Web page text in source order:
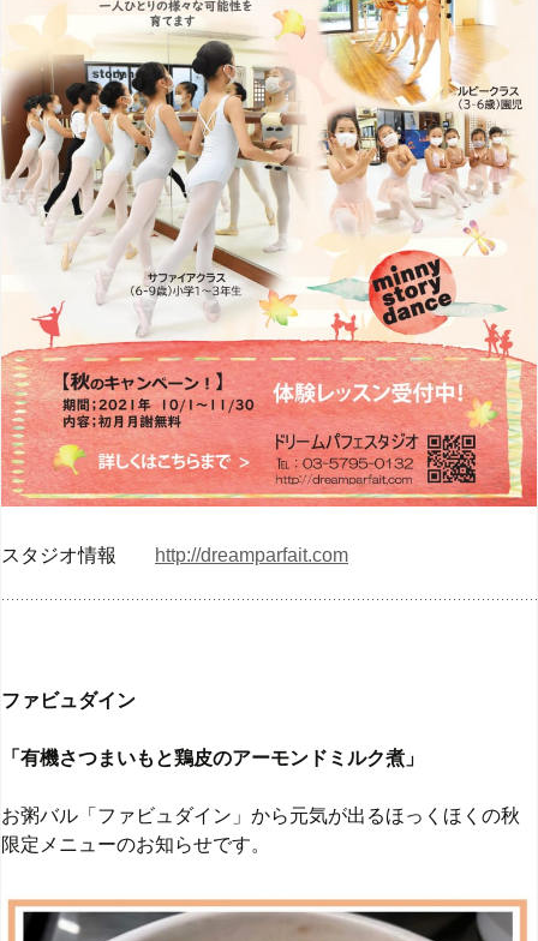
スタジオ情報 http://dreamparfait.com
ファビュダイン
「有機さつまいもと鶏皮のアーモンドミルク煮」
お粥バル「ファビュダイン」から元気が出るほっくほくの秋
限定メニューのお知らせです。